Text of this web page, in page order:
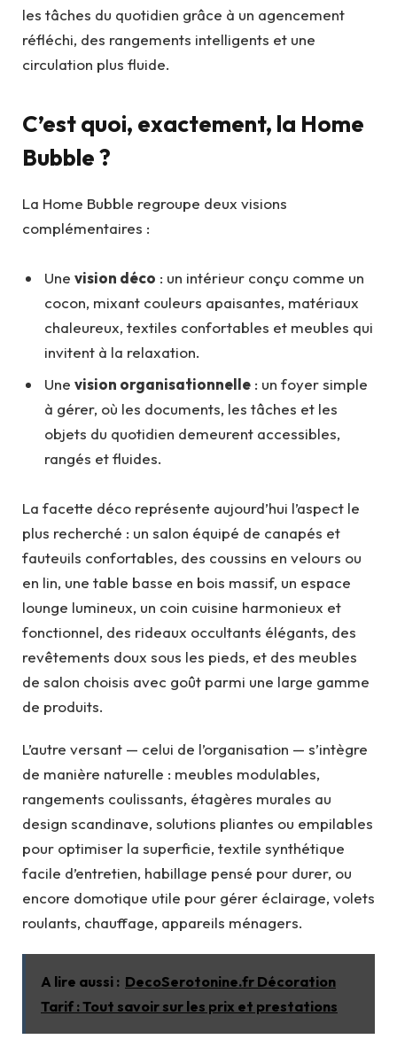
les tâches du quotidien grâce à un agencement
réfléchi, des rangements intelligents et une
circulation plus fluide.
C’est quoi, exactement, la Home
Bubble ?
La Home Bubble regroupe deux visions
complémentaires :
Une vision déco : un intérieur conçu comme un
cocon, mixant couleurs apaisantes, matériaux
chaleureux, textiles confortables et meubles qui
invitent à la relaxation.
Une vision organisationnelle : un foyer simple
à gérer, où les documents, les tâches et les
objets du quotidien demeurent accessibles,
rangés et fluides.
La facette déco représente aujourd’hui l’aspect le
plus recherché : un salon équipé de canapés et
fauteuils confortables, des coussins en velours ou
en lin, une table basse en bois massif, un espace
lounge lumineux, un coin cuisine harmonieux et
fonctionnel, des rideaux occultants élégants, des
revêtements doux sous les pieds, et des meubles
de salon choisis avec goût parmi une large gamme
de produits.
L’autre versant — celui de l’organisation — s’intègre
de manière naturelle : meubles modulables,
rangements coulissants, étagères murales au
design scandinave, solutions pliantes ou empilables
pour optimiser la superficie, textile synthétique
facile d’entretien, habillage pensé pour durer, ou
encore domotique utile pour gérer éclairage, volets
roulants, chauffage, appareils ménagers.
A lire aussi : DecoSerotonine.fr Décoration
Tarif : Tout savoir sur les prix et prestations